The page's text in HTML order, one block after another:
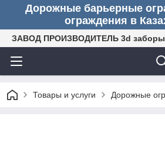
Дорожные барьерные
ограждения в
ЗАВОД ПРОИЗВОДИТЕЛЬ 3d заборы,
Товары и услуги Дорожные